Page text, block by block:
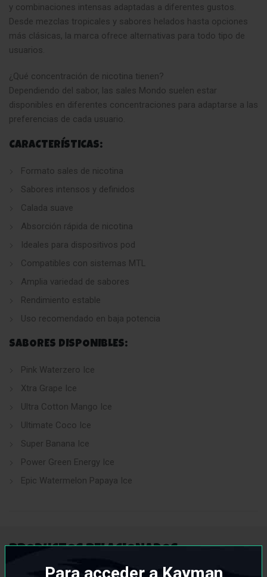
y combinaciones intensas adaptadas a diferentes gustos.
Desde mezclas tropicales y sabores helados hasta opciones
más clásicas, la marca ofrece alternativas para todo tipo de
usuarios.
¿Qué concentración de nicotina tienen?
Dependiendo del sabor, las sales Mondo suelen estar
disponibles en diferentes concentraciones para adaptarse a las
preferencias de cada usuario.
CARACTERÍSTICAS:
Formato sales de nicotina
Sabores intensos y definidos
Calada suave
Absorción rápida de nicotina
Ideales para dispositivos pod
Compatibles con sistemas MTL
Amplia variedad de sabores
Rendimiento estable
Uso recomendado en baja potencia
SABORES DISPONIBLES:
Pink Waterzero Ice
Xtra Grape Ice
Ultra Cotton Mango Ice
Ultimate Coco Ice
Super Banana Ice
Power Green Energy Ice
Epic Watermelon Papaya Ice
PRODUCTOS RELACIONADOS